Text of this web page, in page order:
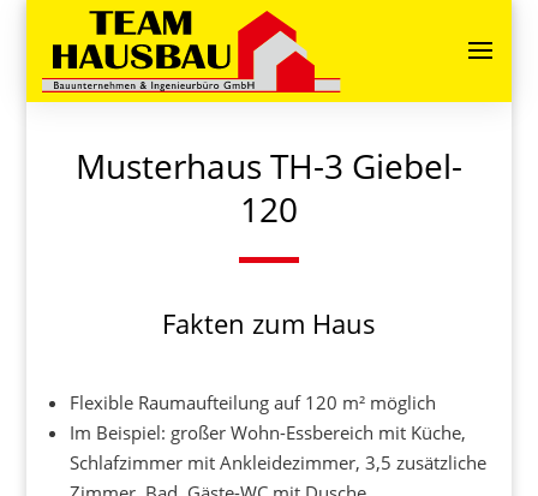
Musterhaus TH-3 Giebel-
120
Fakten zum Haus
Flexible Raumaufteilung auf 120 m² möglich
Im Beispiel: großer Wohn-Essbereich mit Küche,
Schlafzimmer mit Ankleidezimmer, 3,5 zusätzliche